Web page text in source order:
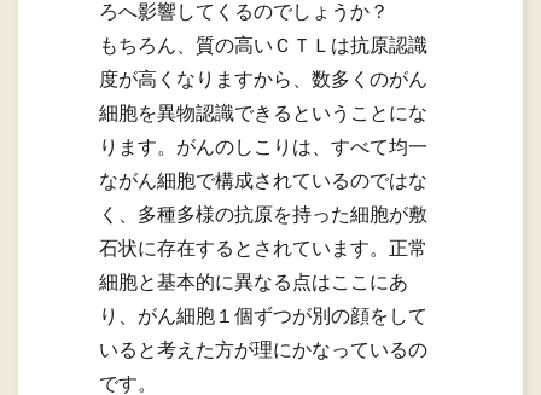
ろへ影響してくるのでしょうか？
もちろん、質の高いＣＴＬは抗原認識
度が高くなりますから、数多くのがん
細胞を異物認識できるということにな
ります。がんのしこりは、すべて均一
ながん細胞で構成されているのではな
く、多種多様の抗原を持った細胞が敷
石状に存在するとされています。正常
細胞と基本的に異なる点はここにあ
り、がん細胞１個ずつが別の顔をして
いると考えた方が理にかなっているの
です。